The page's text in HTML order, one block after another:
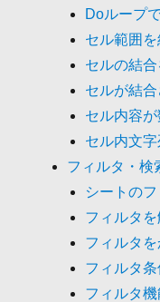
Doループ
セル範囲
セルの結
セルが結
セル内容
セル内文
フィルタ・検
シートの
フィルタ
フィルタを
フィルタ条
フィルタ機